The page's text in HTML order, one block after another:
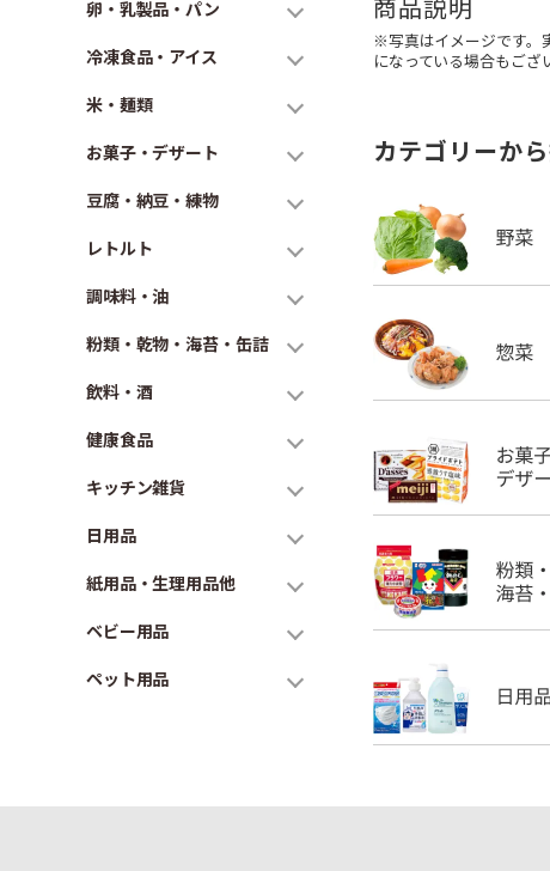
卵・乳製品・パン
冷凍食品・アイス
米・麺類
お菓子・デザート
豆腐・納豆・練物
レトルト
調味料・油
粉類・乾物・海苔・缶詰
飲料・酒
健康食品
キッチン雑貨
日用品
紙用品・生理用品他
ベビー用品
ペット用品
商品説明
※写真はイメージです。
になっている場合もござ
カテゴリーか